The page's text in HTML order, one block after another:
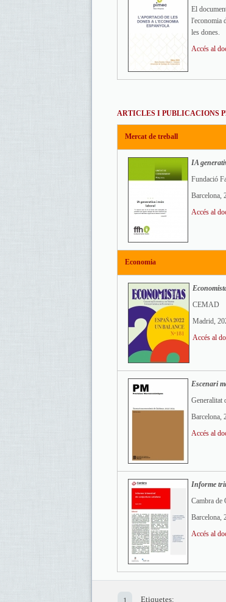
El
l'economia
les dones.
Accés al
ARTICLES I PUBLICACIONS
Mercat de treball
IA
Fundació
Barcelona,
Accés al
Economia
CEMAD
Madrid,
Accés al
Escenari
Generalitat
Barcelona,
Accés al
Informe
Cambra de
Barcelona,
Accés al
Etiquetes: